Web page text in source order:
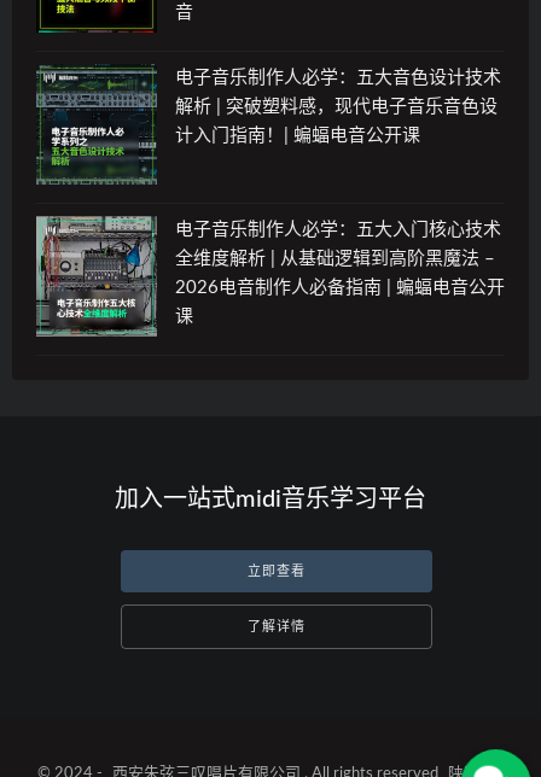
音
电子音乐制作人必学：五大音色设计技术
解析 | 突破塑料感，现代电子音乐音色设
计入门指南！| 蝙蝠电音公开课
电子音乐制作人必学：五大入门核心技术
全维度解析 | 从基础逻辑到高阶黑魔法 –
2026电音制作人必备指南 | 蝙蝠电音公开
课
加入一站式midi音乐学习平台
立即查看
了解详情